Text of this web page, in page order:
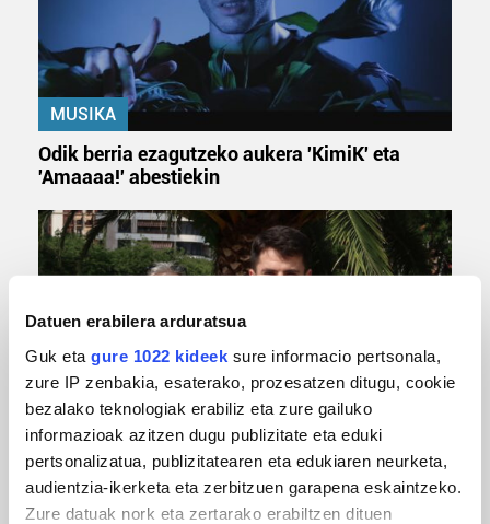
Datuen erabilera arduratsua
Guk eta gure 1022 kideek sure informacio pertsonala,
zure IP zenbakia, esaterako, prozesatzen ditugu, cookie
bezalako teknologiak erabiliz eta zure gailuko
informazioak azitzen dugu publizitate eta eduki
pertsonalizatua, publizitatearen eta edukiaren neurketa,
audientzia-ikerketa eta zerbitzuen garapena eskaintzeko.
Zure datuak nork eta zertarako erabiltzen dituen
MUSIKA
Odik berria ezagutzeko aukera 'KimiK' eta
'Amaaaa!' abestiekin
MUSA
Euxebio eta Ekaitz Zabala: Zumarragako mus
txapelketa irabazi duten aita-semeak